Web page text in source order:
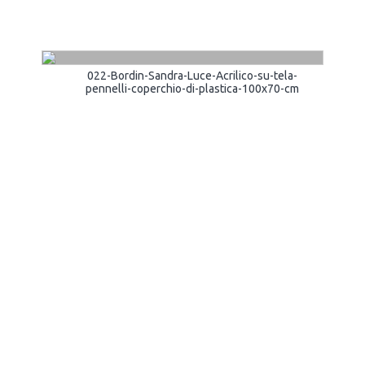
022-Bordin-Sandra-Luce-Acrilico-su-tela-
pennelli-coperchio-di-plastica-100x70-cm